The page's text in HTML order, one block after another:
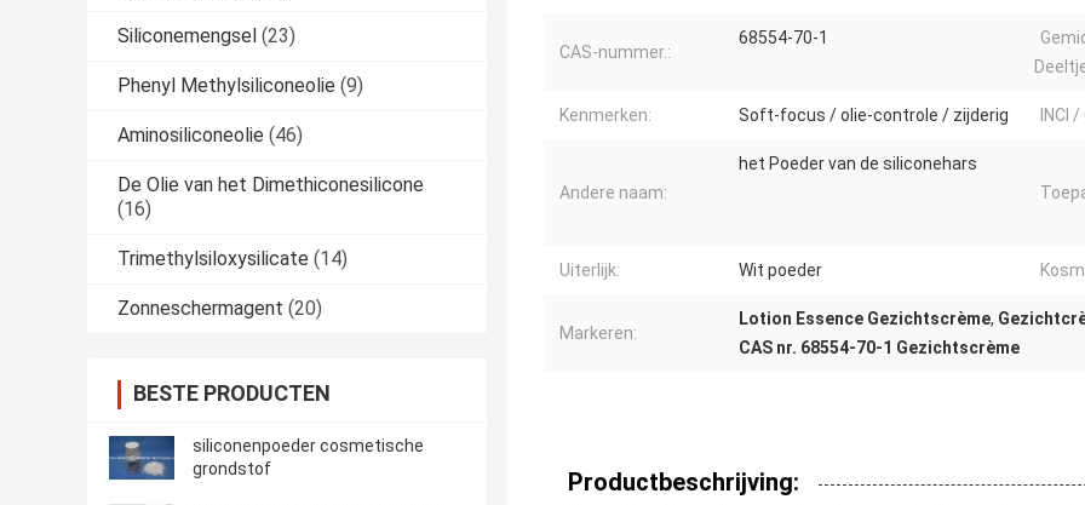
Siliconemengsel (23)
Phenyl Methylsiliconeolie (9)
Aminosiliconeolie (46)
De Olie van het Dimethiconesilicone
(16)
Trimethylsiloxysilicate (14)
Zonneschermagent (20)
BESTE PRODUCTEN
siliconenpoeder cosmetische
grondstof
CAS-nummer.:
68554-70-1
Kenmerken: Soft-focus / olie-controle / zijderig INCI
Andere naam:
het Poeder van de siliconehars
Uiterlijk: Wit poeder
Markeren:
Lotion Essence Gezichtscrème,
CAS nr. 68554-70-1 Gezichtscrème
Productbeschrijving: